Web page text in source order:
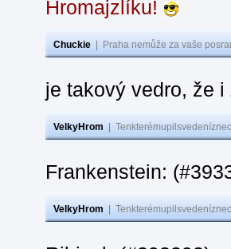
Hromajzlíku!
Chuckie Praha nemůže za vaše
je takový vedro, že
VelkyHrom
Frankenstein:
VelkyHrom